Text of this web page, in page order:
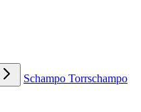
Schampo Torrschampo